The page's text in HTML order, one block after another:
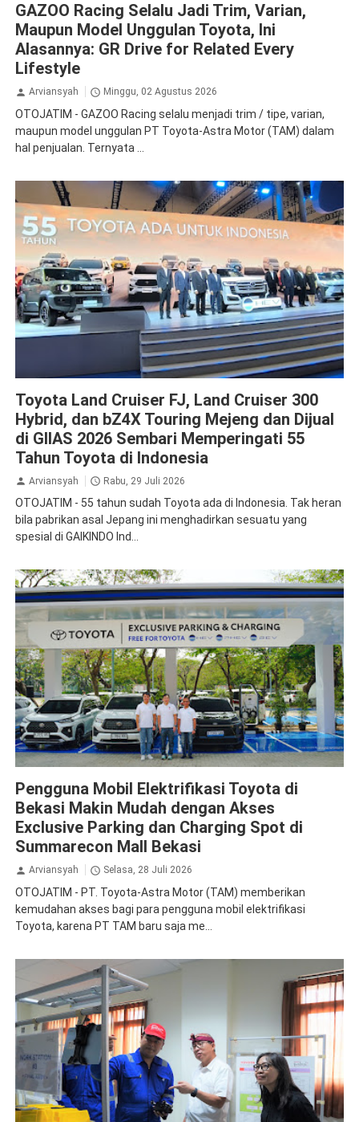
GAZOO Racing Selalu Jadi Trim, Varian,
Maupun Model Unggulan Toyota, Ini
Alasannya: GR Drive for Related Every
Lifestyle
Arviansyah Minggu, 02 Agustus 2026
OTOJATIM - GAZOO Racing selalu menjadi trim / tipe, varian,
maupun model unggulan PT Toyota-Astra Motor (TAM) dalam
hal penjualan. Ternyata ...
Toyota Land Cruiser FJ, Land Cruiser 300
Hybrid, dan bZ4X Touring Mejeng dan Dijual
di GIIAS 2026 Sembari Memperingati 55
Tahun Toyota di Indonesia
Arviansyah Rabu, 29 Juli 2026
OTOJATIM - 55 tahun sudah Toyota ada di Indonesia. Tak heran
bila pabrikan asal Jepang ini menghadirkan sesuatu yang
spesial di GAIKINDO Ind...
Pengguna Mobil Elektrifikasi Toyota di
Bekasi Makin Mudah dengan Akses
Exclusive Parking dan Charging Spot di
Summarecon Mall Bekasi
Arviansyah Selasa, 28 Juli 2026
OTOJATIM - PT. Toyota-Astra Motor (TAM) memberikan
kemudahan akses bagi para pengguna mobil elektrifikasi
Toyota, karena PT TAM baru saja me...